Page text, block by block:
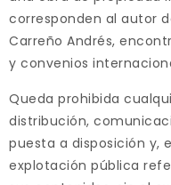
corresponden al autor
Carreño Andrés,
y convenios
Queda prohibida
distribución,
puesta a disposición y,
explotación pública